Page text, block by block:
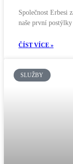
Společnost Erbesi
naše první
ČÍST VÍCE »
SLUŽBY